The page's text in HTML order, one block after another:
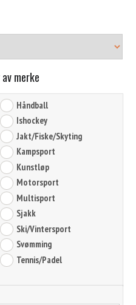
merke
Håndball
Ishockey
Jakt/Fiske/Skyting
Kampsport
Kunstløp
Motorsport
Multisport
Sjakk
Ski/Vintersport
Svømming
Tennis/Padel